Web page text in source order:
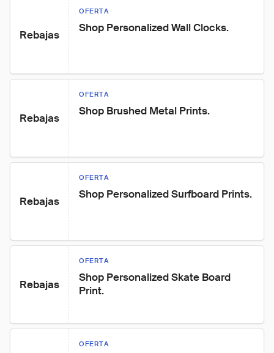
Rebajas
OFERTA
Shop Personalized Wall Clocks.
Rebajas
OFERTA
Shop Brushed Metal Prints.
Rebajas
OFERTA
Shop Personalized Surfboard Prints.
Rebajas
OFERTA
Shop Personalized Skate Board
Print.
OFERTA